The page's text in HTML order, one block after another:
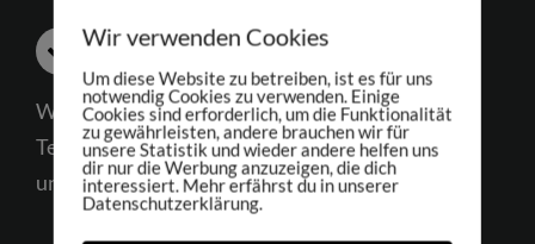
Innovative Technik
Wir nutzen die neuesten Technologien und
Techniken, um stets die besten Ergebnisse für
unsere Kunden zu erzielen.
Wir verwenden Cookies
Um diese Website zu betreiben, ist es für uns
notwendig Cookies zu verwenden. Einige
Cookies sind erforderlich, um die Funktionalität
zu gewährleisten, andere brauchen wir für
unsere Statistik und wieder andere helfen uns
dir nur die Werbung anzuzeigen, die dich
interessiert. Mehr erfährst du in unserer
Datenschutzerklärung.